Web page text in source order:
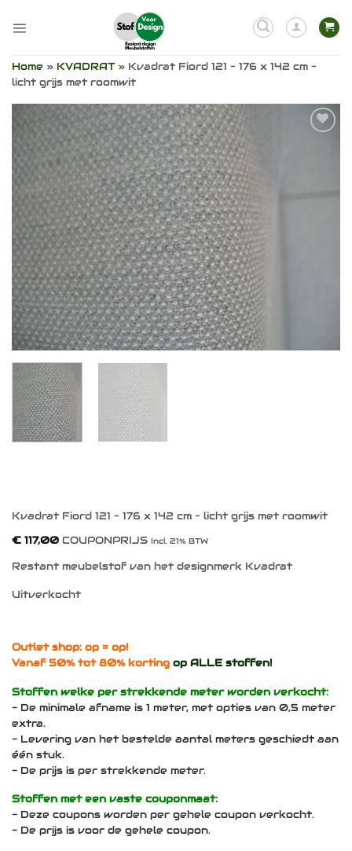
naar
Home » KVADRAT» Kvadrat Fiord 121 – 176 x 142 cm –
licht grijs met roomwit
Kvadrat Fiord 121 – 176 x 142 cm – licht grijs met roomwit
€ 117,00 COUPONPRIJS Incl. 21% BTW
Restant meubelstof van het designmerk Kvadrat
Uitverkocht
Outlet shop: op = op!
Vanaf 50% tot 80% korting op ALLE stoffen!
Stoffen welke per strekkende meter worden verkocht:
- De minimale afname is 1 meter, met opties van 0,5 meter
extra.
- Levering van het bestelde aantal meters geschiedt aan
één stuk.
- De prijs is per strekkende meter.
Stoffen met een vaste couponmaat:
- Deze coupons worden per gehele coupon verkocht.
- De prijs is voor de gehele coupon.